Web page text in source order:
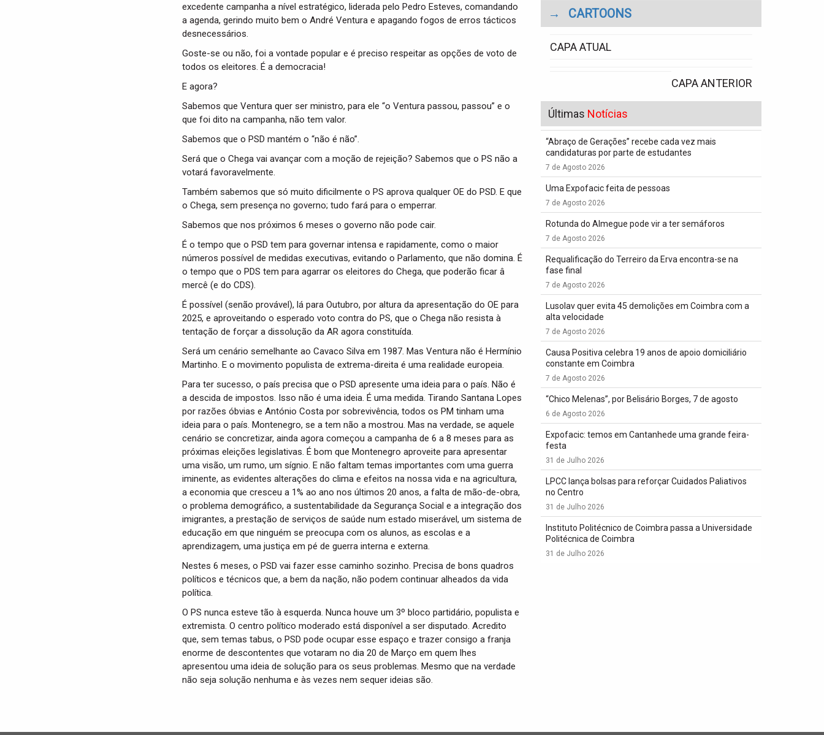
excedente campanha a nível estratégico, liderada pelo Pedro Esteves, comandando
a agenda, gerindo muito bem o André Ventura e apagando fogos de erros tácticos
desnecessários.
Goste-se ou não, foi a vontade popular e é preciso respeitar as opções de voto de
todos os eleitores. É a democracia!
E agora?
Sabemos que Ventura quer ser ministro, para ele “o Ventura passou, passou” e o
que foi dito na campanha, não tem valor.
Sabemos que o PSD mantém o “não é não”.
Será que o Chega vai avançar com a moção de rejeição? Sabemos que o PS não a
votará favoravelmente.
Também sabemos que só muito dificilmente o PS aprova qualquer OE do PSD. E que
o Chega, sem presença no governo; tudo fará para o emperrar.
Sabemos que nos próximos 6 meses o governo não pode cair.
É o tempo que o PSD tem para governar intensa e rapidamente, como o maior
números possível de medidas executivas, evitando o Parlamento, que não domina. É
o tempo que o PDS tem para agarrar os eleitores do Chega, que poderão ficar â
mercê (e do CDS).
É possível (senão provável), lá para Outubro, por altura da apresentação do OE para
2025, e aproveitando o esperado voto contra do PS, que o Chega não resista à
tentação de forçar a dissolução da AR agora constituída.
Será um cenário semelhante ao Cavaco Silva em 1987. Mas Ventura não é Hermínio
Martinho. E o movimento populista de extrema-direita é uma realidade europeia.
Para ter sucesso, o país precisa que o PSD apresente uma ideia para o país. Não é
a descida de impostos. Isso não é uma ideia. É uma medida. Tirando Santana Lopes
por razões óbvias e António Costa por sobrevivência, todos os PM tinham uma
ideia para o país. Montenegro, se a tem não a mostrou. Mas na verdade, se aquele
cenário se concretizar, ainda agora começou a campanha de 6 a 8 meses para as
próximas eleições legislativas. É bom que Montenegro aproveite para apresentar
uma visão, um rumo, um sígnio. E não faltam temas importantes com uma guerra
iminente, as evidentes alterações do clima e efeitos na nossa vida e na agricultura,
a economia que cresceu a 1% ao ano nos últimos 20 anos, a falta de mão-de-obra,
o problema demográfico, a sustentabilidade da Segurança Social e a integração dos
imigrantes, a prestação de serviços de saúde num estado miserável, um sistema de
educação em que ninguém se preocupa com os alunos, as escolas e a
aprendizagem, uma justiça em pé de guerra interna e externa.
Nestes 6 meses, o PSD vai fazer esse caminho sozinho. Precisa de bons quadros
políticos e técnicos que, a bem da nação, não podem continuar alheados da vida
política.
O PS nunca esteve tão à esquerda. Nunca houve um 3º bloco partidário, populista e
extremista. O centro político moderado está disponível a ser disputado. Acredito
que, sem temas tabus, o PSD pode ocupar esse espaço e trazer consigo a franja
enorme de descontentes que votaram no dia 20 de Março em quem lhes
apresentou uma ideia de solução para os seus problemas. Mesmo que na verdade
não seja solução nenhuma e às vezes nem sequer ideias são.
→ CARTOONS
CAPA ATUAL
CAPA ANTERIOR
Últimas Notícias
“Abraço de Gerações” recebe cada vez mais
candidaturas por parte de estudantes
7 de Agosto 2026
Uma Expofacic feita de pessoas
7 de Agosto 2026
Rotunda do Almegue pode vir a ter semáforos
7 de Agosto 2026
Requalificação do Terreiro da Erva encontra-se na
fase final
7 de Agosto 2026
Lusolav quer evita 45 demolições em Coimbra com a
alta velocidade
7 de Agosto 2026
Causa Positiva celebra 19 anos de apoio domiciliário
constante em Coimbra
7 de Agosto 2026
“Chico Melenas”, por Belisário Borges, 7 de agosto
6 de Agosto 2026
Expofacic: temos em Cantanhede uma grande feira-
festa
31 de Julho 2026
LPCC lança bolsas para reforçar Cuidados Paliativos
no Centro
31 de Julho 2026
Instituto Politécnico de Coimbra passa a Universidade
Politécnica de Coimbra
31 de Julho 2026